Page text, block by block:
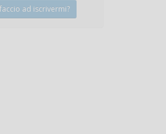
ad iscrivermi?